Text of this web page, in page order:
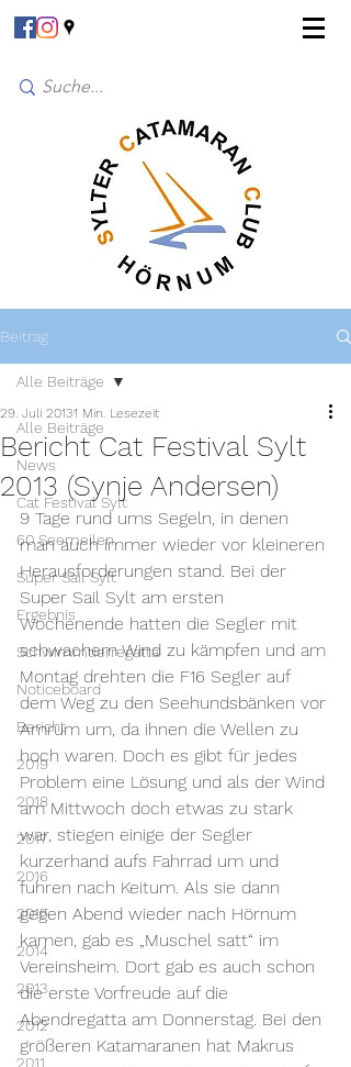
Beitrag
Alle Beiträge
News
Cat Festival Sylt
60 Seemeilen
Super Sail Sylt
Ergebnis
Schwimmtierregatta
Noticeboard
Bericht
2019
2018
2017
2016
2015
2014
2013
2012
2011
Alle Beiträge
Bericht Cat Festival Sylt
2013 (Synje Andersen)
29. Juli 20131 Min. Lesezeit
9 Tage rund ums Segeln, in denen
man auch immer wieder vor kleineren
Herausforderungen stand. Bei der
Super Sail Sylt am ersten
Wochenende hatten die Segler mit
schwachem Wind zu kämpfen und am
Montag drehten die F16 Segler auf
dem Weg zu den Seehundsbänken vor
Amrum um, da ihnen die Wellen zu
hoch waren. Doch es gibt für jedes
Problem eine Lösung und als der Wind
am Mittwoch doch etwas zu stark
war, stiegen einige der Segler
kurzerhand aufs Fahrrad um und
fuhren nach Keitum. Als sie dann
gegen Abend wieder nach Hörnum
kamen, gab es „Muschel satt“ im
Vereinsheim. Dort gab es auch schon
die erste Vorfreude auf die
Abendregatta am Donnerstag. Bei den
größeren Katamaranen hat Makrus